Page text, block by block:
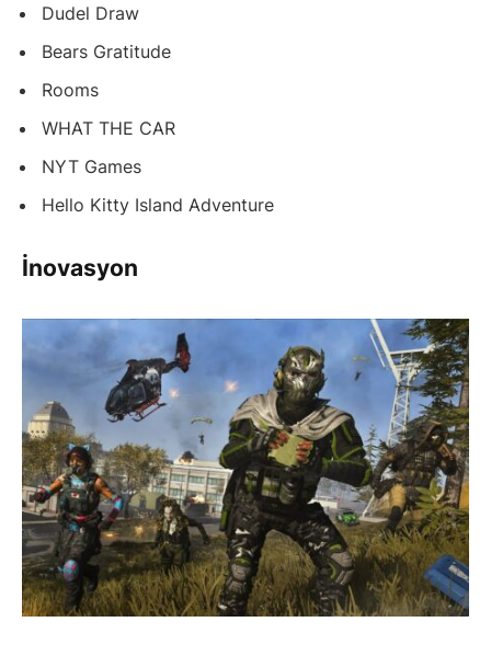
Dudel Draw
Bears Gratitude
Rooms
WHAT THE CAR
NYT Games
Hello Kitty Island Adventure
İnovasyon